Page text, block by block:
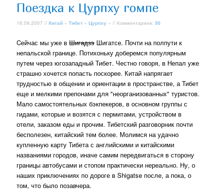
Поездка к Цурпху гомпе
16.09.2007 //Китай »Тибет »Цурпху » // Комментариев:30
Cейчас мы уже вШигадзэ Шигатсе. Почти на полпути к
непальской границе. Потихоньку доберемся популярным
путем через югозападный Тибет. Честно говоря, в Непал уже
страшно хочется попасть поскорее. Китай напрягает
трудностью в общении и ориентации в пространстве, а Тибет
еще и мелкими препонами для "неорганизованных" туристов.
Мало самостоятельных бэкпекеров, в основном группы с
гидами, которые и возятся с пермитами, устройством в
отели, заказом еды и прочим. Тибетский разговорник почти
бесполезен, китайский тем более. Молимся на удачно
купленную карту Тибета с английскими и китайскими
названиями городов, иначе самим передвигаться в сторону
границы автобусами и стопом практически нереально. Ну, о
наших приключениях по дороге в Shigatse после, а пока, о
том, что было позавчера.